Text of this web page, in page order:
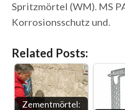
Spritzmörtel (WM). MS
Korrosionsschutz und.
Related Posts:
Zementmörtel: